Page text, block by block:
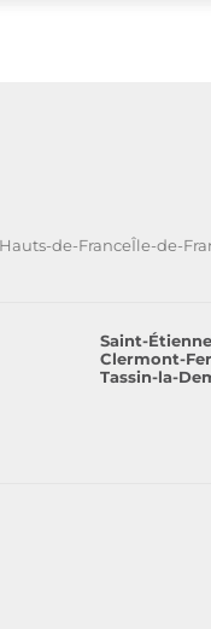
Hauts-de-FranceÎle-de-
Saint-
Clermont-
Tassin-la-